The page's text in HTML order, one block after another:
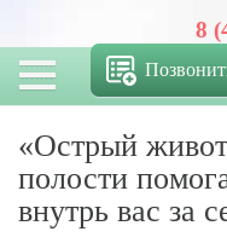
8
«Острый
полости
внутрь вас за